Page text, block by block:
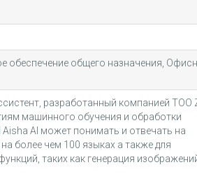
обеспечение общего назначения,
разработанный компанией TOO
машинного обучения и обработки
AI может понимать и отвечать на
более чем 100 языках а также для
таких как генерация